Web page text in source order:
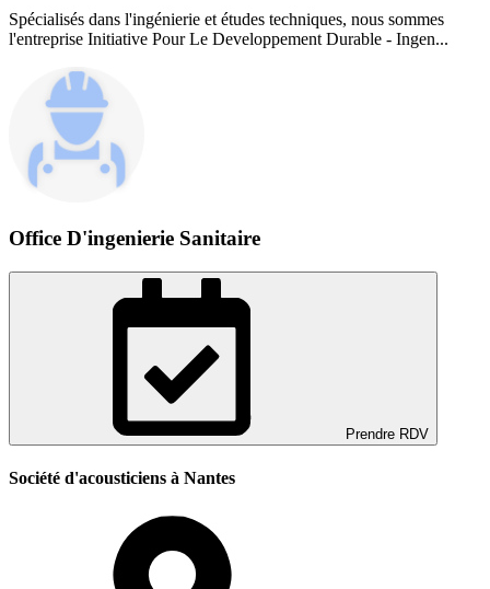
Spécialisés dans l'ingénierie et études techniques, nous sommes
l'entreprise Initiative Pour Le Developpement Durable - Ingen...
Office D'ingenierie Sanitaire
Prendre RDV
Société d'acousticiens à Nantes